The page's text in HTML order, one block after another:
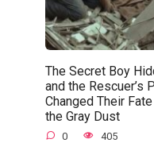
The Secret Boy
and the Rescuer’s
Changed Their
the Gray Dust
0 405